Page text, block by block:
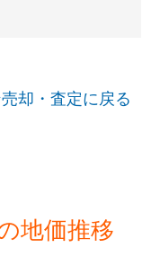
却・査定に戻る
地価推移